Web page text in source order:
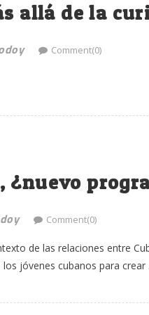
allá de la
Comment(0)
Comment(0)
de las relaciones entre
jóvenes cubanos para crear